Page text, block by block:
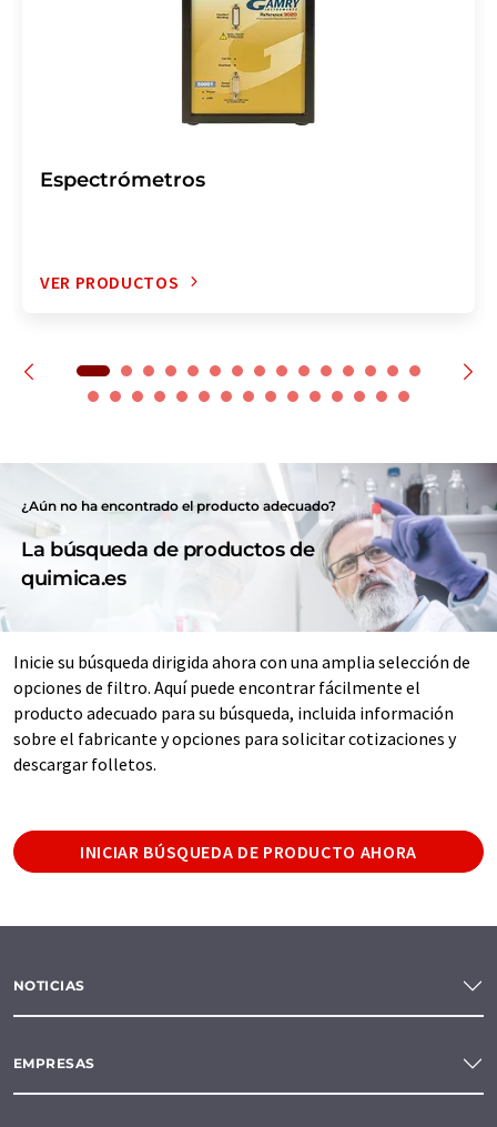
Espectrómetros
VER PRODUCTOS
¿Aún no ha encontrado el producto adecuado?
La búsqueda de productos de
quimica.es
Inicie su búsqueda dirigida ahora con una amplia selección de
opciones de filtro. Aquí puede encontrar fácilmente el
producto adecuado para su búsqueda, incluida información
sobre el fabricante y opciones para solicitar cotizaciones y
descargar folletos.
INICIAR BÚSQUEDA DE PRODUCTO AHORA
NOTICIAS
EMPRESAS